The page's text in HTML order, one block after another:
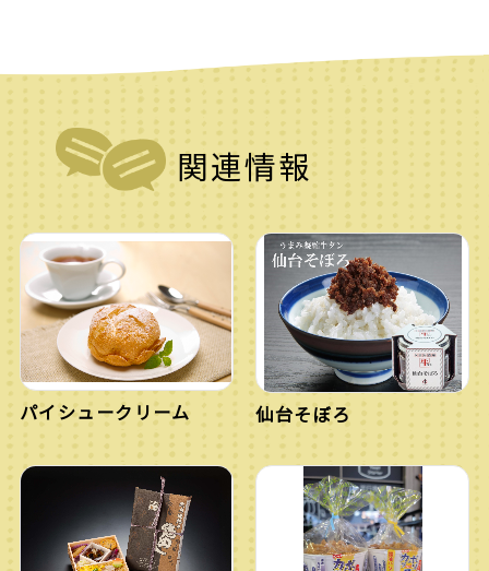
関連情報
パイシュークリーム 仙台そぼろ